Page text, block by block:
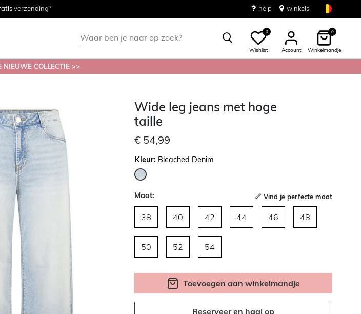
verzending*
Maten38 - 54
in de winkel help winkels
0
Wishlist Account
0
Winkelmandje
NIEUWE COLLECTIE >>
Wide leg jeans met hoge
taille
€ 54,99
Kleur: Bleached Denim
Maat: Vind je perfecte maat
38 40 42 44 46 48
50 52 54
Toevoegen aan winkelmandje
Reserveer en haal op